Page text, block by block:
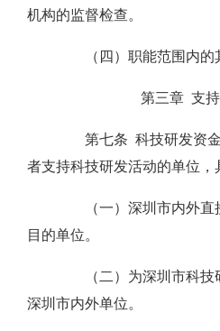
机构的监督检查。
（四）职能范围内的
第三章 支持
第七条 科技研发资金
者支持科技研发活动的单位，
（一）深圳市内外直
目的单位。
（二）为深圳市科技
深圳市内外单位。